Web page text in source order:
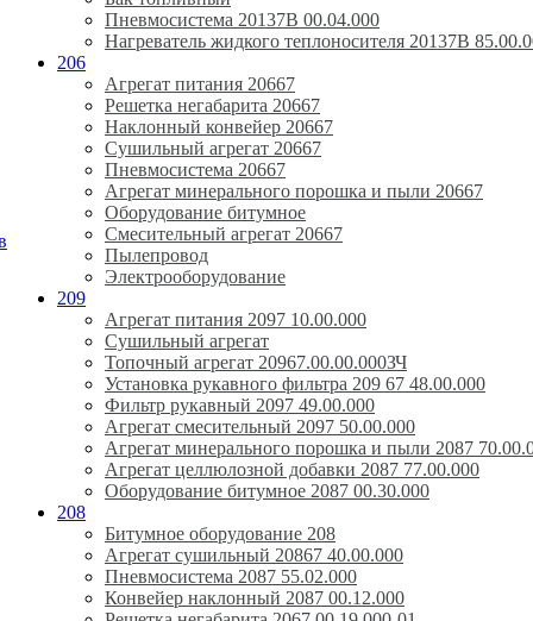
Пневмосистема 20137В 00.04.000
Нагреватель жидкого теплоносителя 20137В
206
Агрегат питания 20667
Решетка негабарита 20667
Наклонный конвейер 20667
Сушильный агрегат 20667
Пневмосистема 20667
Агрегат минерального порошка и пыли 20667
Оборудование битумное
Смесительный агрегат 20667
Пылепровод
Электрооборудование
209
Агрегат питания 2097 10.00.000
Сушильный агрегат
Топочный агрегат 20967.00.00.000ЗЧ
Установка рукавного фильтра 209 67 48.00.000
Фильтр рукавный 2097 49.00.000
Агрегат смесительный 2097 50.00.000
Агрегат минерального порошка и пыли 2087
Агрегат целлюлозной добавки 2087 77.00.000
Оборудование битумное 2087 00.30.000
208
Битумное оборудование 208
Агрегат сушильный 20867 40.00.000
Пневмосистема 2087 55.02.000
Конвейер наклонный 2087 00.12.000